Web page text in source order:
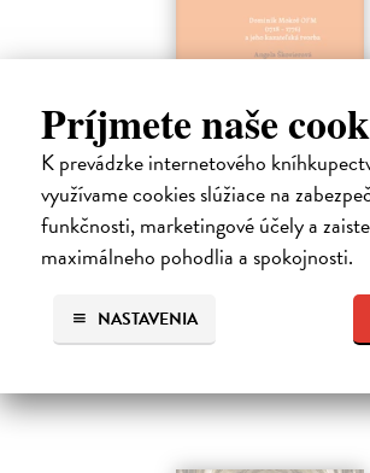
Príjmete naše
K prevádzke internetového
využívame cookies slúžiace na
funkčnosti, marketingové účely a
maximálneho pohodlia a spokojnosti.
NASTAVENIA
Dominik Mokoš OFM (1718-
kazateľská tvorba
Škovierová Angela | Kniha
Ide o titul, ktorým naše vydavateľstvo pokračuje
františkánskeho príspevku k našej kultúre.
Mokoš patril medzi najplodnejších a
Zasielame do 14 dní